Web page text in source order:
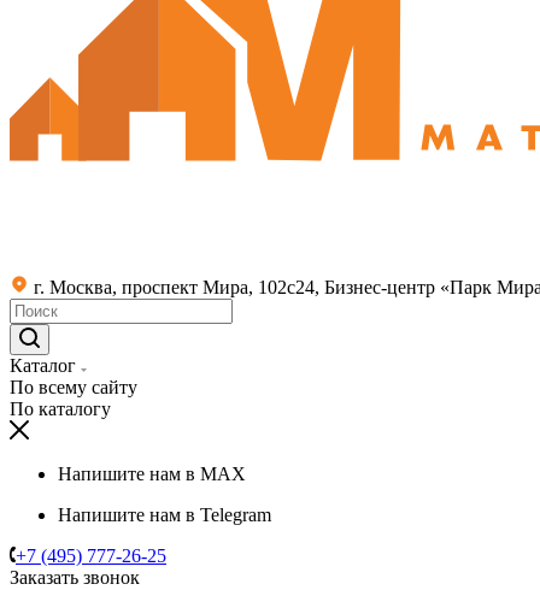
г. Москва, проспект Мира, 102с24, Бизнес-центр «Парк
Каталог
По всему сайту
По каталогу
Напишите нам в MAX
Напишите нам в Telegram
+7 (495) 777-26-25
Заказать звонок